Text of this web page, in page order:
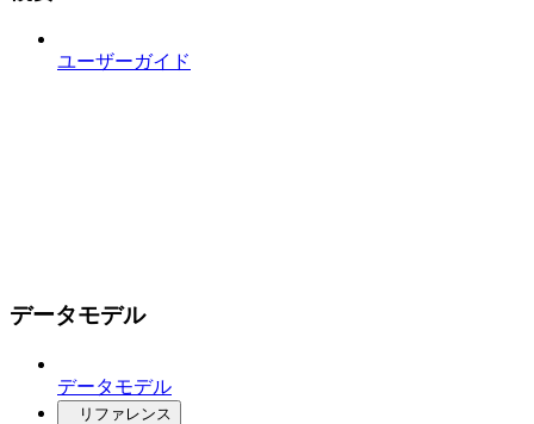
ユーザーガイド
データモデル
データモデル
リファレンス